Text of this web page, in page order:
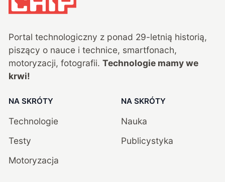
Portal technologiczny z ponad 29-letnią historią,
piszący o nauce i technice, smartfonach,
motoryzacji, fotografii. Technologie mamy we
krwi!
NA SKRÓTY
Technologie
Testy
Motoryzacja
NA SKRÓTY
Nauka
Publicystyka